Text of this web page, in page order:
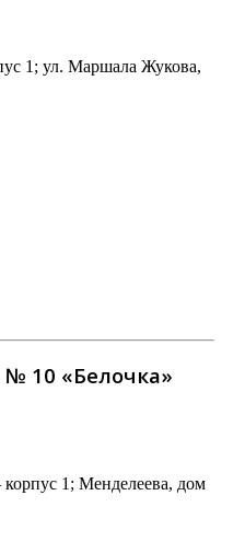
1; ул. Маршала Жукова,
10 «Белочка»
1; Менделеева, дом